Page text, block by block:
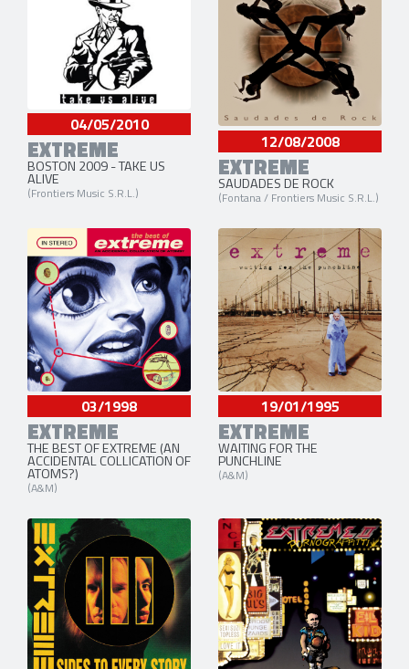
04/05/2010
EXTREME
BOSTON 2009 - TAKE US
ALIVE
(Frontiers Music S.R.L.)
12/08/2008
EXTREME
SAUDADES DE ROCK
(Fontana / Frontiers Music S.R.L.)
03/1998
EXTREME
THE BEST OF EXTREME (AN
ACCIDENTAL COLLICATION OF
ATOMS?)
(A&M)
19/01/1995
EXTREME
WAITING FOR THE
PUNCHLINE
(A&M)